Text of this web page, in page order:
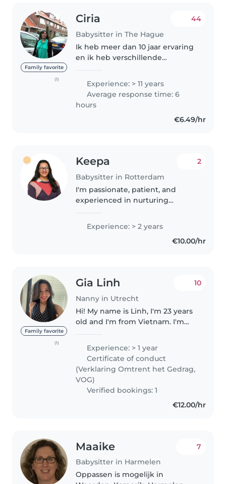
Family favorite
(1)
Ciria
Babysitter in The Hague
44
Ik heb meer dan 10 jaar ervaring
en ik heb verschillende
meerdere kinderen moest
oppassen. Ik ben erg begaan
met kinderen. Mijn laatste
oppasgezin was..
Experience: > 11 years
Average response time: 6
hours
€6.49/hr
Keepa
Babysitter in Rotterdam
2
I'm passionate, patient, and
experienced in nurturing
those with ADHD, autism, or
global development delays. I
used to work as a Learning
Experience: > 2 years
€10.00/hr
Family favorite
(1)
Gia Linh
Nanny in Utrecht
10
Hi! My name is Linh, I'm 23 years
old and I'm from Vietnam. I'm
Utrecht. I have VOG because I
did internship at high school in
Amsterdam...
Experience: > 1 year
Certificate of conduct
(Verklaring Omtrent het Gedrag,
VOG)
Verified bookings: 1
€12.00/hr
Maaike
Babysitter in Harmelen
7
Oppassen is mogelijk in